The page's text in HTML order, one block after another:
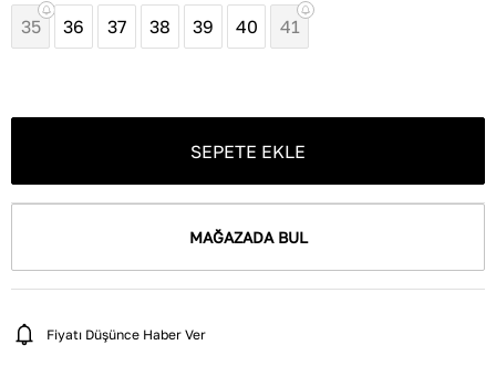
35 36 37 38 39 40 41
SEPETE EKLE
MAĞAZADA BUL
Fiyatı Düşünce Haber Ver